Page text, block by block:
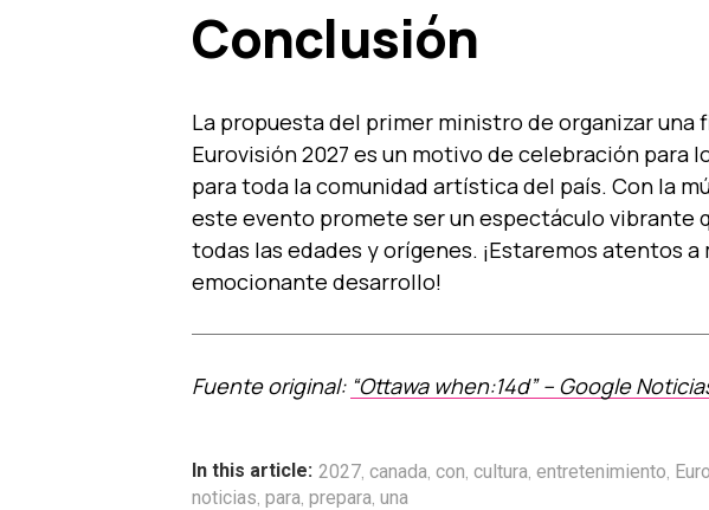
Conclusión
La propuesta del primer ministro de organizar una
Eurovisión 2027 es un motivo de celebración para
para toda la comunidad artística del país. Con la
este evento promete ser un espectáculo vibrante
todas las edades y orígenes. ¡Estaremos atentos
emocionante desarrollo!
Fuente original: “Ottawa when:14d” – Google
In this article: 2027, canada, con, cultura, entretenimiento,
noticias, para, prepara, una